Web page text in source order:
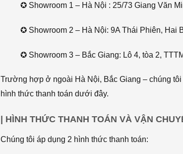
✪ Showroom 1 – Hà Nội : 25/73 Giang Văn
✪ Showroom 2 – Hà Nội: 9A Thái Phiên, Hai
✪ Showroom 3 – Bắc Giang: Lô 4, tòa 2,
Trường hợp ở ngoài Hà Nội, Bắc Giang – chúng
hình thức thanh toán dưới đây.
| HÌNH THỨC THANH TOÁN VÀ VẬN
Chúng tôi áp dụng 2 hình thức thanh toán: